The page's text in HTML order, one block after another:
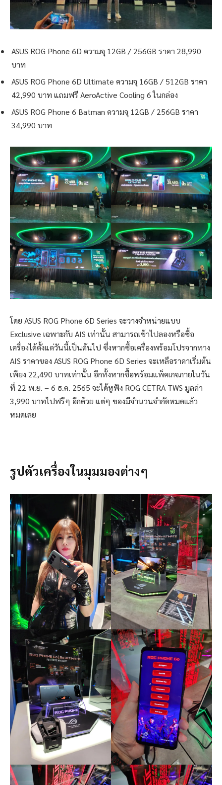
ASUS ROG Phone 6D ความจุ 12GB / 256GB ราคา 28,990
บาท
ASUS ROG Phone 6D Ultimate ความจุ 16GB / 512GB ราคา
42,990 บาท แถมฟรี AeroActive Cooling 6 ในกล่อง
ASUS ROG Phone 6 Batman ความจุ 12GB / 256GB ราคา
34,990 บาท
โดย ASUS ROG Phone 6D Series จะวางจำหน่ายแบบ
Exclusive เฉพาะกับ AIS เท่านั้น สามารถเข้าไปลองหรือซื้อ
เครื่องได้ตั้งแต่วันนี้เป็นต้นไป ซึ่งหากซื้อเครื่องพร้อมโปรจากทาง
AIS ราคาของ ASUS ROG Phone 6D Series จะเหลือราคาเริ่มต้น
เพียง 22,490 บาทเท่านั้น อีกทั้งหากซื้อพร้อมแพ็คเกจภายในวัน
ที่ 22 พ.ย. – 6 ธ.ค. 2565 จะได้หูฟัง ROG CETRA TWS มูลค่า
3,990 บาทไปฟรีๆ อีกด้วย แต่ๆ ของมีจำนวนจำกัดหมดแล้ว
หมดเลย
รูปตัวเครื่องในมุมมองต่างๆ